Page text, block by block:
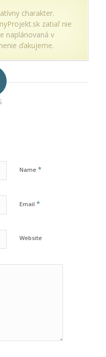
charakter.
zatiaľ nie
naplánovaná v
ďakujeme.
Name *
Email *
Website